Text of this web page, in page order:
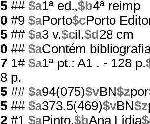
## $a1ª ed.,$b4ª reimp
#9 $aPorto$cPorto
## $a3 v.$cil.$d 28 cm
## $aContém
1# $a1ª pt.: A1 . - 128 p.
p.
## $a94(075)$vBN$zpor
## $a373.5(469)$vBN$z
#1 $aPinto,$bAna Lídia